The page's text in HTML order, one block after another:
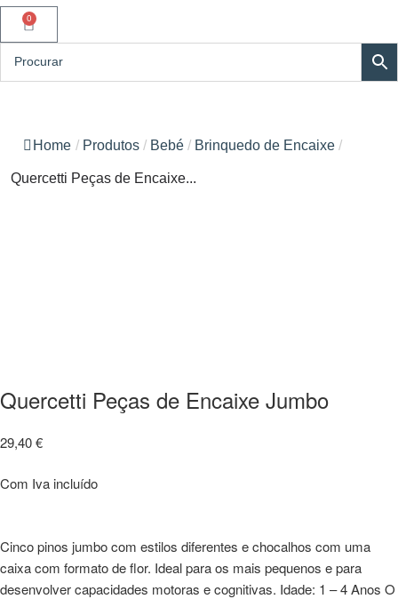
0
Home / Produtos / Bebé / Brinquedo de Encaixe /
Quercetti Peças de Encaixe...
Quercetti Peças de Encaixe Jumbo
29,40€
Com Iva incluído
Cinco pinos jumbo com estilos diferentes e chocalhos com uma
caixa com formato de flor. Ideal para os mais pequenos e para
desenvolver capacidades motoras e cognitivas. Idade: 1 – 4 Anos O